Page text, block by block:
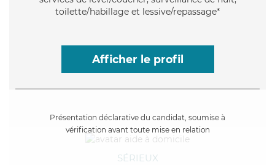
toilette/habillage et lessive/repassage*
Afficher le profil
Présentation déclarative du candidat, soumise à
vérification avant toute mise en relation
SÉRIEUX